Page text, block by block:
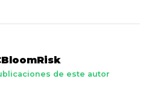
de este autor